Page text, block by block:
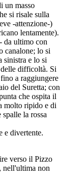
un masso
si risale sulla
-attenzione-)
lentamente).
da ultimo con
canalone; lo si
sinistra e lo si
difficoltà. Si
a raggiungere
del Suretta; con
che ospita il
molto ripido e di
la rossa
e divertente.
verso il Pizzo
nell'ultima non